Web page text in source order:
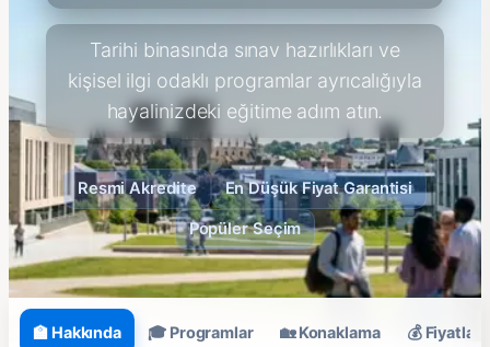
Tarihi binasında sınav hazırlıkları ve
kişisel ilgi odaklı programlar ayrıcalığıyla
hayalinizdeki eğitime adım atın.
Resmi Akredite En Düşük Fiyat Garantisi
Popüler Seçim
🏫 Hakkında 🎓 Programlar 🏡 Konaklama 💰 Fiyatlar